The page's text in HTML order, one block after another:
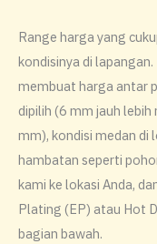
Range harga yang
kondisinya di
membuat harga antar
dipilih (6 mm jauh
mm), kondisi medan di
hambatan seperti
kami ke lokasi Anda,
Plating (EP) atau Hot
bagian bawah.